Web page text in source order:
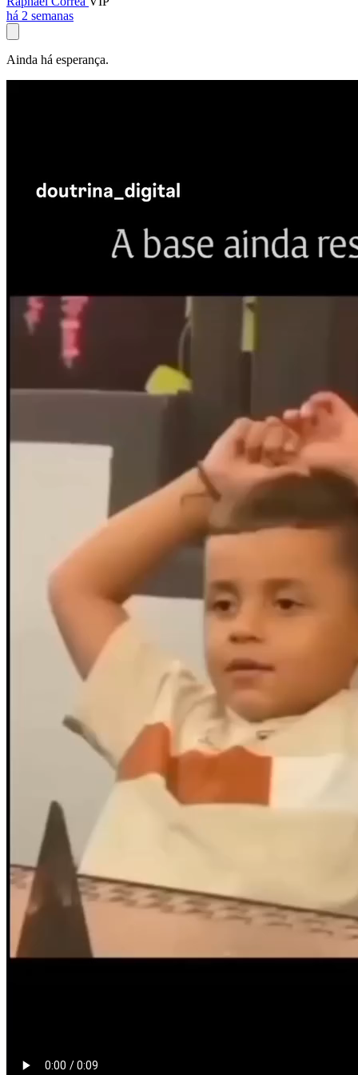
há 2 semanas
Ainda há esperança.